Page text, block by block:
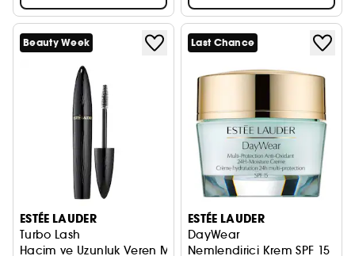
Beauty Week
ESTÉE LAUDER
Turbo Lash
Hacim ve Uzunluk Veren Maskara
Last Chance
ESTÉE LAUDER
DayWear
Nemlendirici Krem SPF 15